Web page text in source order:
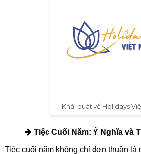
Khái quát về Holidays
Tiệc Cuối Năm: Ý Nghĩa và
Tiệc cuối năm không chỉ đơn thuần là